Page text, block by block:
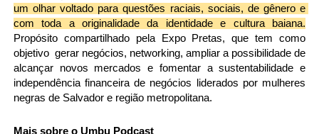
um olhar voltado para questões raciais, sociais, de gênero e
com toda a originalidade da identidade e cultura baiana.
Propósito compartilhado pela Expo Pretas, que tem como
objetivo  gerar negócios, networking, ampliar a possibilidade de
alcançar novos mercados e fomentar a sustentabilidade e
independência financeira de negócios liderados por mulheres
negras de Salvador e região metropolitana.
Mais sobre o Umbu Podcast